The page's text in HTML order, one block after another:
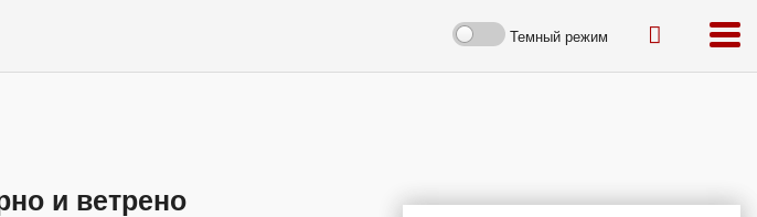
Темный режим
и ветрено